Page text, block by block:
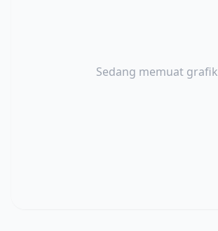
Sedang memuat grafik